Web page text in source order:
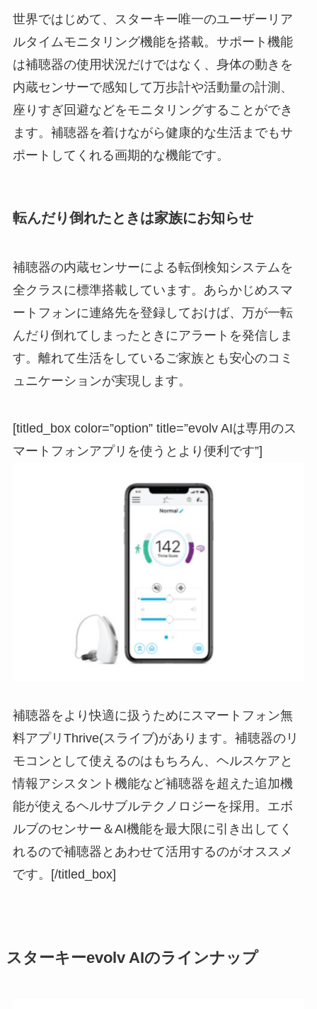
世界ではじめて、スターキー唯一のユーザーリア
ルタイムモニタリング機能を搭載。サポート機能
は補聴器の使用状況だけではなく、身体の動きを
内蔵センサーで感知して万歩計や活動量の計測、
座りすぎ回避などをモニタリングすることができ
ます。補聴器を着けながら健康的な生活までもサ
ポートしてくれる画期的な機能です。
転んだり倒れたときは家族にお知らせ
補聴器の内蔵センサーによる転倒検知システムを
全クラスに標準搭載しています。あらかじめスマ
ートフォンに連絡先を登録しておけば、万が一転
んだり倒れてしまったときにアラートを発信しま
す。離れて生活をしているご家族とも安心のコミ
ュニケーションが実現します。
[titled_box color=”option” title=”evolv AIは専用のス
マートフォンアプリを使うとより便利です”]
補聴器をより快適に扱うためにスマートフォン無
料アプリThrive(スライブ)があります。補聴器のリ
モコンとして使えるのはもちろん、ヘルスケアと
情報アシスタント機能など補聴器を超えた追加機
能が使えるヘルサブルテクノロジーを採用。エボ
ルブのセンサー＆AI機能を最大限に引き出してく
れるので補聴器とあわせて活用するのがオススメ
です。[/titled_box]
スターキーevolv AIのラインナップ